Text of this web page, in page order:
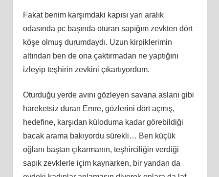
Fakat benim karşımdaki kapısı yarı aralık
odasında pc başında oturan sapığım zevkten dört
köşe olmuş durumdaydı. Uzun kirpiklerimin
altından ben de ona çaktırmadan ne yaptığını
izleyip teşhirin zevkini çıkartıyordum.
Oturduğu yerde avını gözleyen savana aslanı gibi
hareketsiz duran Emre, gözlerini dört açmış,
hedefine, karşıdan küloduma kadar görebildiği
bacak arama bakıyordu sürekli… Ben küçük
oğlanı baştan çıkarmanın, teşhirciliğin verdiği
sapık zevklerle içim kaynarken, bir yandan da